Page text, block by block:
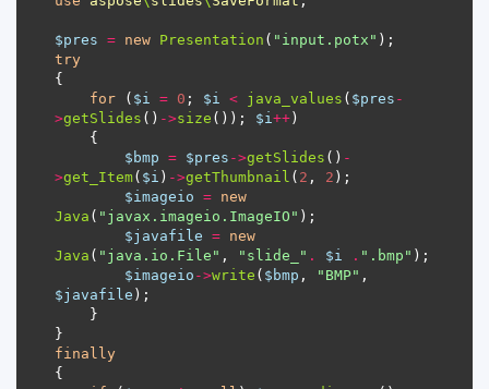
$pres = new Presentation ( "input.potx"
try
for ( $i = 0 ; $i < java_values ( $pres -
>getSlides () ->size ()); $i ++
$bmp = $pres ->getSlides () -
>get_Item( $i ) ->getThumbnail ( 2 , 2
$imageio = new
Java ( "javax.imageio.ImageIO"
$javafile = new
Java ( "java.io.File" , "slide_" . $i . ".bmp"
$imageio ->write ( $bmp , "BMP"
$javafile
finally